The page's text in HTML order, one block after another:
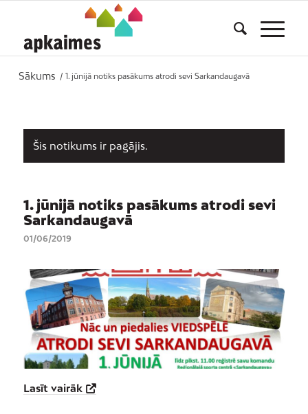
Sākums / 1. jūnijā notiks pasākums atrodi sevi Sarkandaugavā
Šis notikums ir pagājis.
1. jūnijā notiks pasākums atrodi sevi
Sarkandaugavā
01/06/2019
Lasīt vairāk